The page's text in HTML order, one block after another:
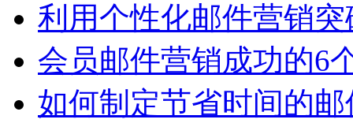
利用个性化邮件营销
会员邮件营销成功的6
如何制定节省时间的